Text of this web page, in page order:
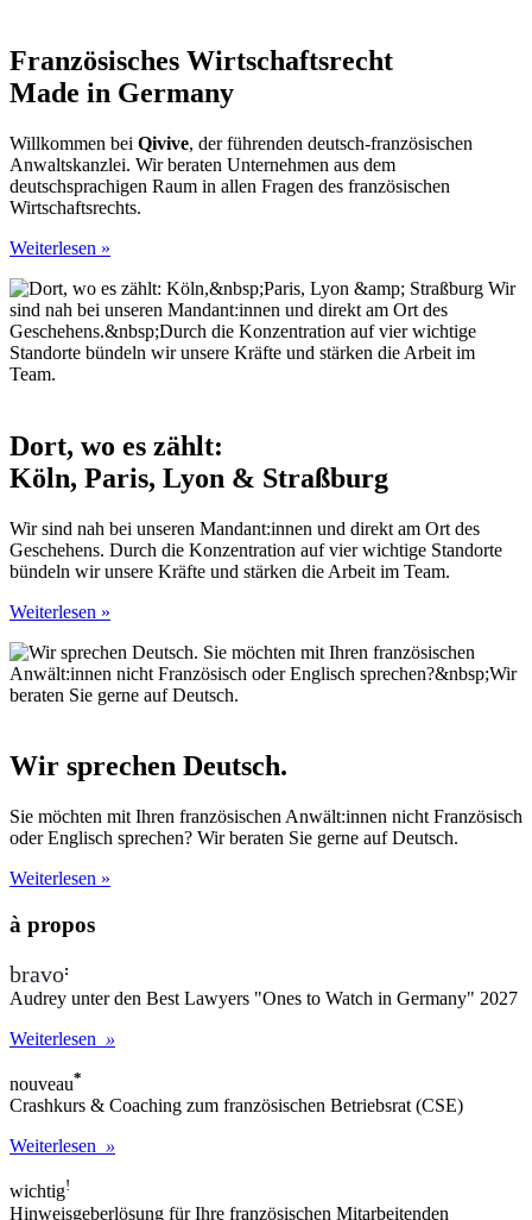
Französisches Wirtschaftsrecht
Made in Germany
Willkommen bei Qivive, der führenden deutsch-französischen
Anwaltskanzlei. Wir beraten Unternehmen aus dem
deutschsprachigen Raum in allen Fragen des französischen
Wirtschaftsrechts.
Weiterlesen »
Dort, wo es zählt:
Köln, Paris, Lyon & Straßburg
Wir sind nah bei unseren Mandant:innen und direkt am Ort des
Geschehens. Durch die Konzentration auf vier wichtige Standorte
bündeln wir unsere Kräfte und stärken die Arbeit im Team.
Weiterlesen »
Wir sprechen Deutsch.
Sie möchten mit Ihren französischen Anwält:innen nicht Französisch
oder Englisch sprechen? Wir beraten Sie gerne auf Deutsch.
Weiterlesen »
à propos
bravo:
Audrey unter den Best Lawyers "Ones to Watch in Germany" 2027
Weiterlesen »
nouveau*
Crashkurs & Coaching zum französischen Betriebsrat (CSE)
Weiterlesen »
wichtig!
Hinweisgeberlösung für Ihre französischen Mitarbeitenden